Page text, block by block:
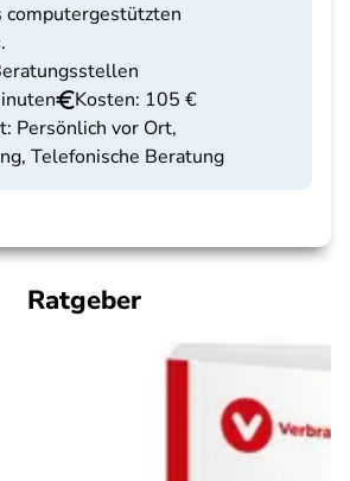
computergestützten
Kosten: 105 €
Persönlich vor Ort,
Telefonische Beratung
Ratgeber